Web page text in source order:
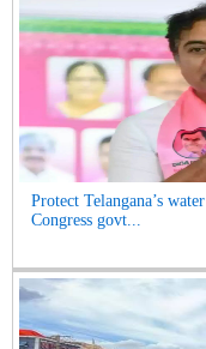
Protect Telangana’s
Congress govt...